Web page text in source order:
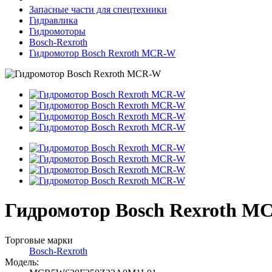
Запасные части для спецтехники
Гидравлика
Гидромоторы
Bosch-Rexroth
Гидромотор Bosch Rexroth MCR-W
Гидромотор Bosch Rexroth
Торговые марки
Bosch-Rexroth
Модель: